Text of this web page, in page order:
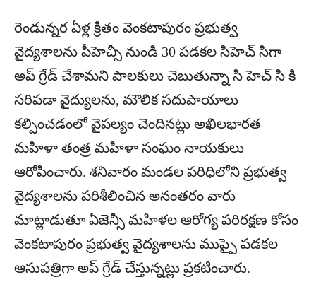
రెండున్నర ఏళ్ల క్రితం వెంకటాపురం ప్రభుత్వ
వైద్యశాలను పీహెచ్సీ నుండి 30 పడకల సిహెచ్ సిగా
అప్ గ్రేడ్ చేశామని పాలకులు చెబుతున్నా సి హెచ్ సి కి
సరిపడా వైద్యులను, మౌలిక సదుపాయాలు
కల్పించడంలో వైపల్యం చెందినట్లు అఖిలభారత
మహిళా తంత్ర మహిళా సంఘం నాయకులు
ఆరోపించారు. శనివారం మండల పరిధిలోని ప్రభుత్వ
వైద్యశాలను పరిశీలించిన అనంతరం వారు
మాట్లాడుతూ ఏజెన్సీ మహిళల ఆరోగ్య పరిరక్షణ కోసం
వెంకటాపురం ప్రభుత్వ వైద్యశాలను ముప్పై పడకల
ఆసుపత్రిగా అప్ గ్రేడ్ చేస్తున్నట్లు ప్రకటించారు.